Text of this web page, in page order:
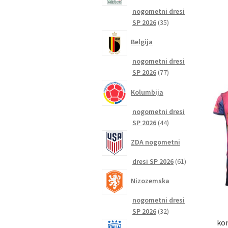
nogometni dresi
SP 2026 3535
Belgija
nogometni dresi
SP 2026 7777
Kolumbija
nogometni dresi
SP 2026 4444
ZDA nogometni
dresi SP 2026 6161
Nizozemska
nogometni dresi
SP 2026 3232